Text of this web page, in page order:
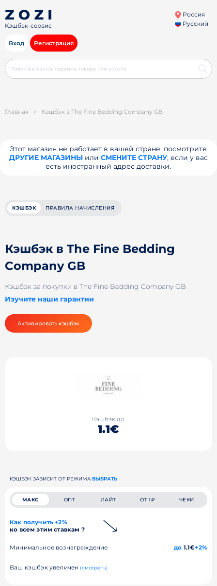
Кэшбэк-сервис
Россия
Русский
Вход Регистрация
Главная > Кэшбэк в The Fine Bedding Company GB
Этот магазин не работает в вашей стране, посмотрите
ДРУГИЕ МАГАЗИНЫили СМЕНИТЕ СТРАНУ, если у вас
есть иностранный адрес доставки.
КЭШБЭК ПРАВИЛА НАЧИСЛЕНИЯ
Кэшбэк в The Fine Bedding
Company GB
Кэшбэк за покупки в The Fine Bedding Company GB
Изучите наши гарантии
Активировать кэшбэк
Кэшбэк до
1.1€
КЭШБЭК ЗАВИСИТ ОТ РЕЖИМА ВЫБРАТЬ
МАКС ОПТ ЛАЙТ ОТ 1₽ ЧЕКИ
Как получить +2%
ко всем этим ставкам ?
Минимальное вознаграждение до 1.1€+2%
Ваш кэшбэк увеличен (смотреть)